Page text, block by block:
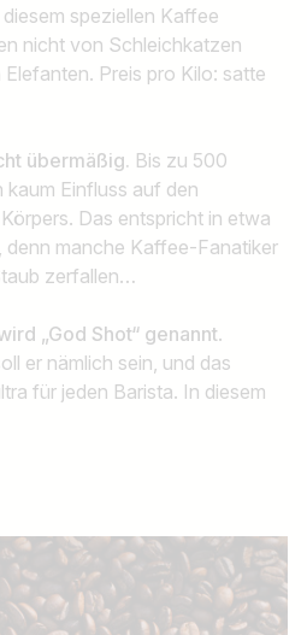
speziellen Kaffee
nicht von Schleichkatzen
Preis pro Kilo: satte
übermäßig. Bis zu 500
kaum Einfluss auf den
Das entspricht in etwa
denn manche Kaffee-Fanatiker
zerfallen…
„God Shot“ genannt.
er nämlich sein, und das
für jeden Barista. In diesem